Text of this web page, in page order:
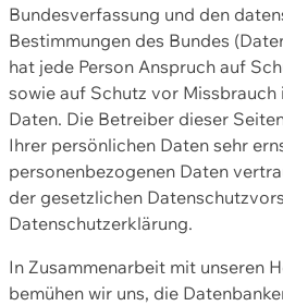
Bundesverfassung und den
Bestimmungen des Bundes
hat jede Person Anspruch auf
sowie auf Schutz vor
Daten. Die Betreiber dieser
Ihrer persönlichen Daten sehr
personenbezogenen Daten
der gesetzlichen
Datenschutzerklärung.
In Zusammenarbeit mit unseren
bemühen wir uns, die